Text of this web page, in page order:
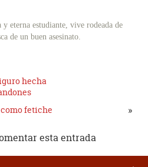
eterna estudiante, vive rodeada de
de un buen asesinato.
hecha
fetiche
»
esta entrada